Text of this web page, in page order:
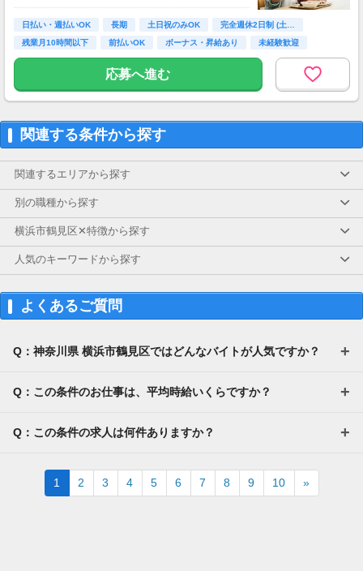
日払い・週払いOK 長期 土日祝のみOK
完全週休2日制 (土…
残業月10時間以下
前払いOK ボーナス・昇給あり
未経験歓迎
主婦(夫)歓迎
応募へ進む
関連する条件から探す
関連するエリアから探す
別の職種から探す
横浜市鶴見区✕特徴から探す
人気のキーワードから探す
よくあるご質問
Q：神奈川県 横浜市鶴見区ではどんなバイトが人気ですか？
Q：この条件のお仕事は、平均時給いくらですか？
Q：この条件の求人は何件ありますか？
1 2 3 4 5 6 7 8 9 10 »Next